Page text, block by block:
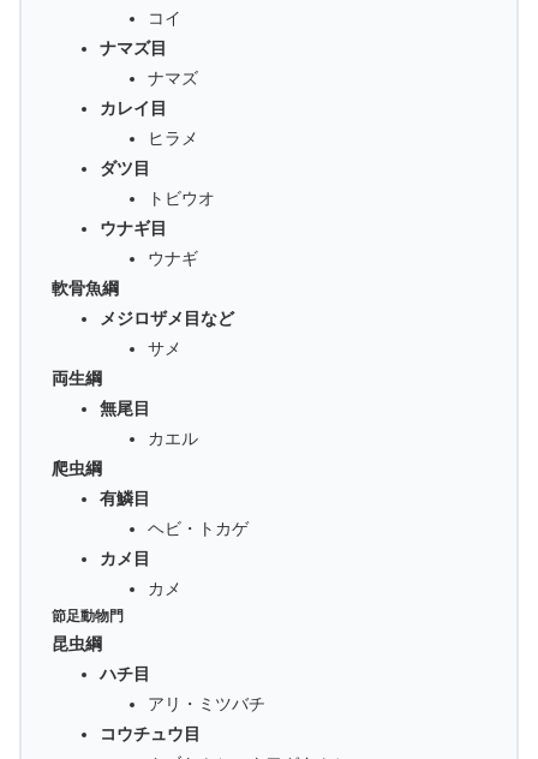
コイ
ナマズ目
ナマズ
カレイ目
ヒラメ
ダツ目
トビウオ
ウナギ目
ウナギ
軟骨魚綱
メジロザメ目など
サメ
両生綱
無尾目
カエル
爬虫綱
有鱗目
ヘビ・トカゲ
カメ目
カメ
節足動物門
昆虫綱
ハチ目
アリ・ミツバチ
コウチュウ目